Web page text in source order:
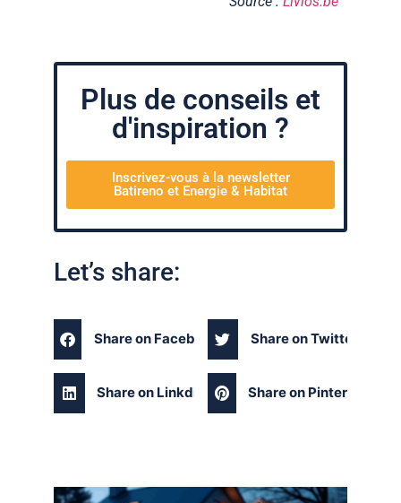
Plus de conseils et
d'inspiration ?
Inscrivez-vous à la newsletter
Batireno et Energie & Habitat
Let’s share:
Share on Facebook Share on Twitter
Share on Linkdin Share on Pinterest